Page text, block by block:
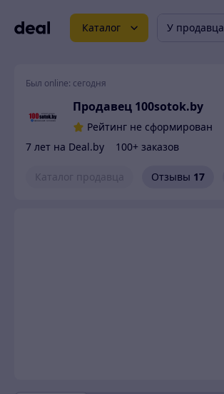
Каталог У продавца
Был online: сегодня
Продавец 100sotok.by
Рейтинг не сформирован
7 лет на Deal.by
100+ заказов
Каталог продавца Отзывы 17